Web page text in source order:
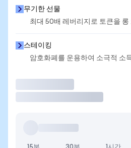
무기한 선물
최대 50배 레버리지로 토큰을 롱
스테이킹
암호화폐를 운용하여 소극적 소